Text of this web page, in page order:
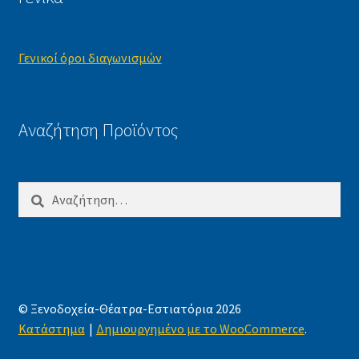
Γενικοί όροι διαγωνισμών
Αναζήτηση Προϊόντος
για:
© Ξενοδοχεία-Θέατρα-Εστιατόρια 2026
Κατάστημα
Δημιουργημένο με το WooCommerce.